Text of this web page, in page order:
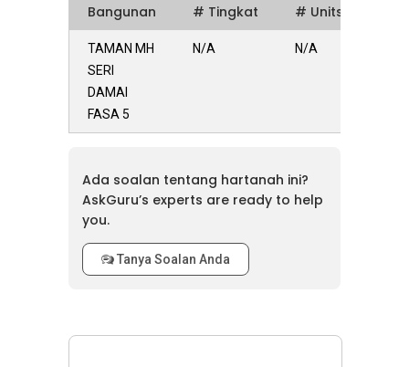
Bangunan # Tingkat # Units
TAMAN MH
SERI
DAMAI
FASA 5
N/A N/A
Ada soalan tentang hartanah ini?
AskGuru’s experts are ready to help
you.
Tanya Soalan Anda